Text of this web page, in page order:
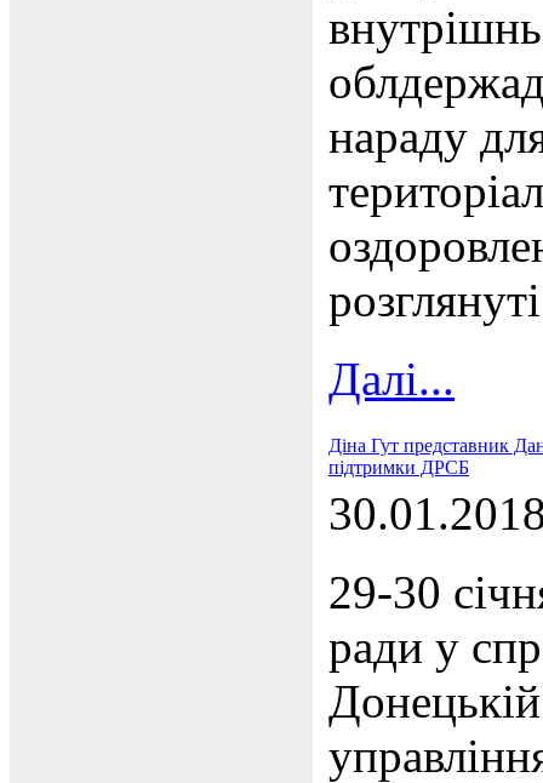
нараду
Далі...
Діна Гут представник
підтримки ДРСБ
29-30
ради у